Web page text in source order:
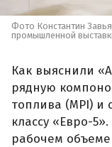
Фото Константин
промышленной
Как выяснили
рядную
топлива (MPI) и
классу «Евро-
рабочем объеме